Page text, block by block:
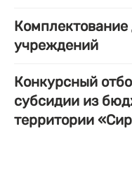
учреждений
Конкурсный
субсидии из
территории